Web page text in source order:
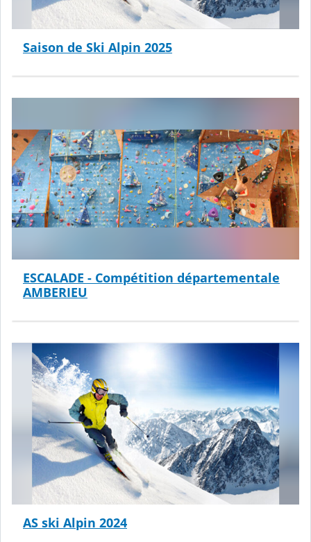
Saison de Ski Alpin 2025
ESCALADE - Compétition départementale
AMBERIEU
AS ski Alpin 2024